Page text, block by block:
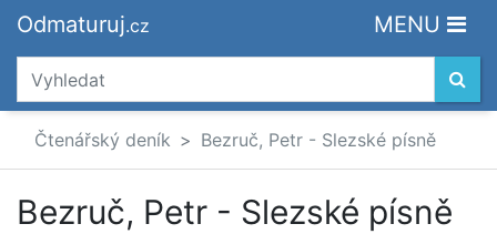
Odmaturuj.cz MENU
Čtenářský deník Bezruč, Petr - Slezské písně
Bezruč, Petr - Slezské písně